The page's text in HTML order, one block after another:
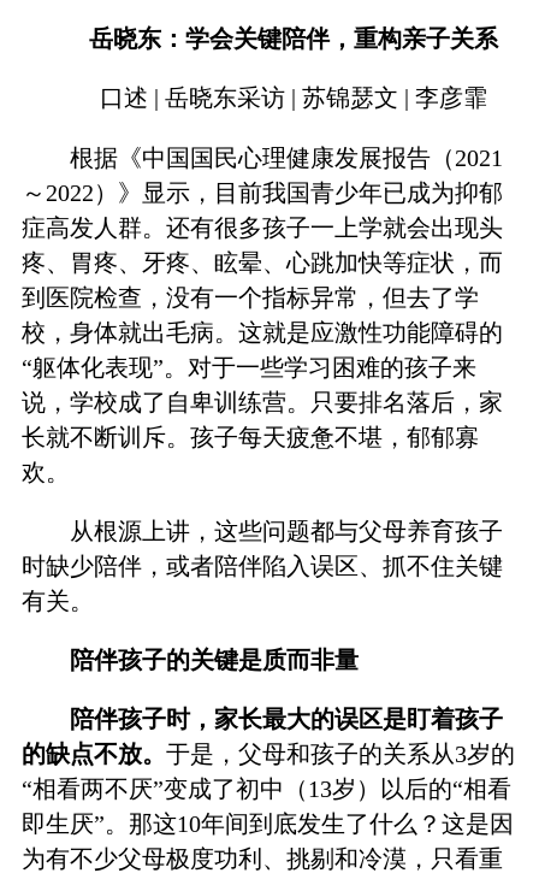
岳晓东：学会关键陪伴，重构亲子关系
口述 | 岳晓东采访 | 苏锦瑟文 | 李彦霏
根据《中国国民心理健康发展报告（2021
～2022）》显示，目前我国青少年已成为抑郁
症高发人群。还有很多孩子一上学就会出现头
疼、胃疼、牙疼、眩晕、心跳加快等症状，而
到医院检查，没有一个指标异常，但去了学
校，身体就出毛病。这就是应激性功能障碍的
“躯体化表现”。对于一些学习困难的孩子来
说，学校成了自卑训练营。只要排名落后，家
长就不断训斥。孩子每天疲惫不堪，郁郁寡
欢。
从根源上讲，这些问题都与父母养育孩子
时缺少陪伴，或者陪伴陷入误区、抓不住关键
有关。
陪伴孩子的关键是质而非量
陪伴孩子时，家长最大的误区是盯着孩子
的缺点不放。 于是，父母和孩子的关系从3岁的
“相看两不厌”变成了初中（13岁）以后的“相看
即生厌”。那这10年间到底发生了什么？这是因
为有不少父母极度功利、挑剔和冷漠，只看重